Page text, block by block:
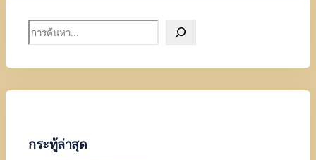
e
c
กระทู้ล่าสุด